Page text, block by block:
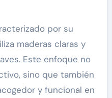
por su
maderas claras y
Este enfoque no
sino que también
y funcional en